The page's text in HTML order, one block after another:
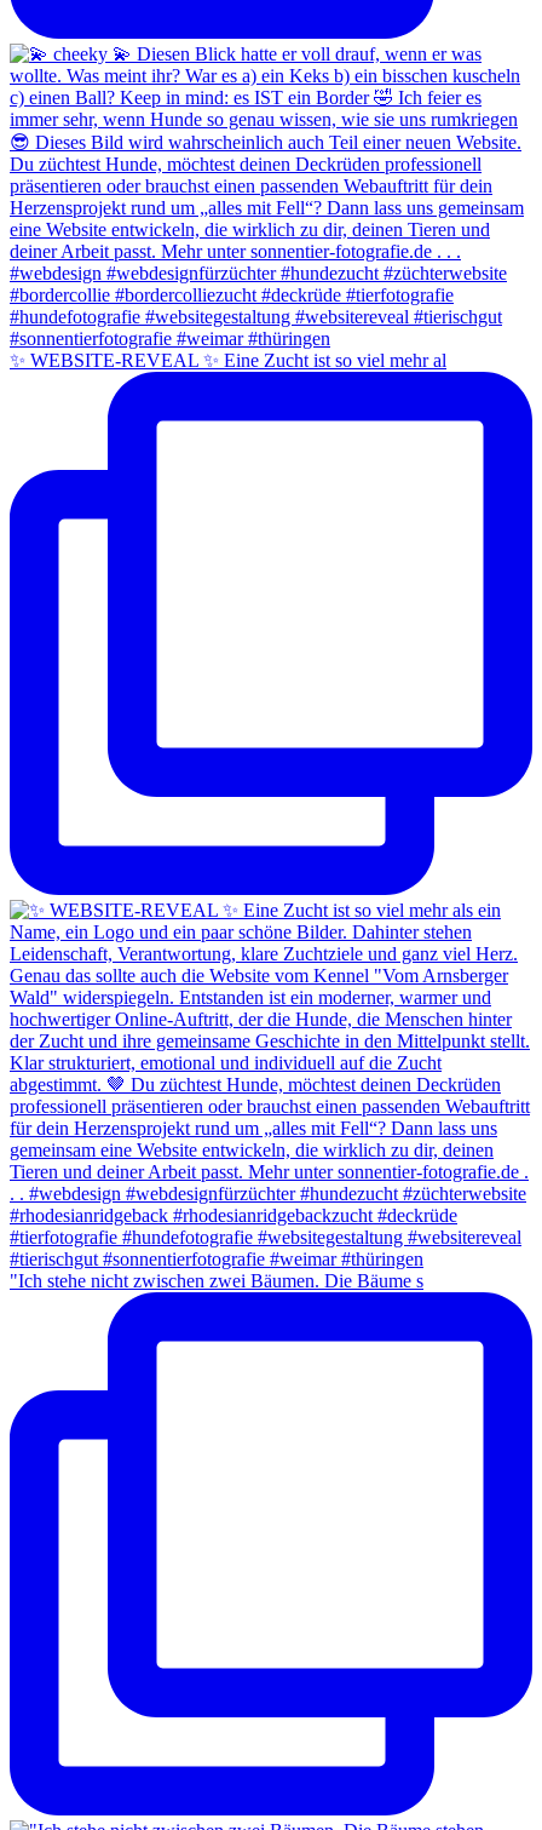
✨ WEBSITE-REVEAL ✨ Eine Zucht ist so viel mehr al
"Ich stehe nicht zwischen zwei Bäumen. Die Bäume s